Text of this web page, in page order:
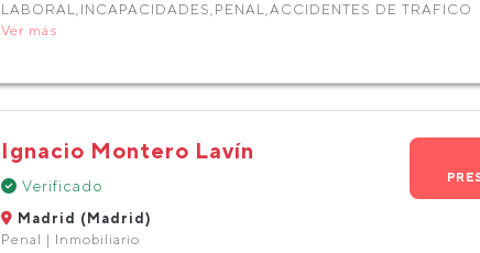
LABORAL,INCAPACIDADES,PENAL,ACCIDENTES DE TRAFICO
Ver más
Ignacio Montero Lavín
Verificado
Madrid (Madrid)
Penal | Inmobiliario